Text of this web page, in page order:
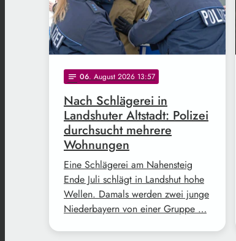
notes 06. August 2026 13:57
Nach Schlägerei in
Landshuter Altstadt: Polizei
durchsucht mehrere
Wohnungen
Eine Schlägerei am Nahensteig
Ende Juli schlägt in Landshut hohe
Wellen. Damals werden zwei junge
Niederbayern von einer Gruppe …